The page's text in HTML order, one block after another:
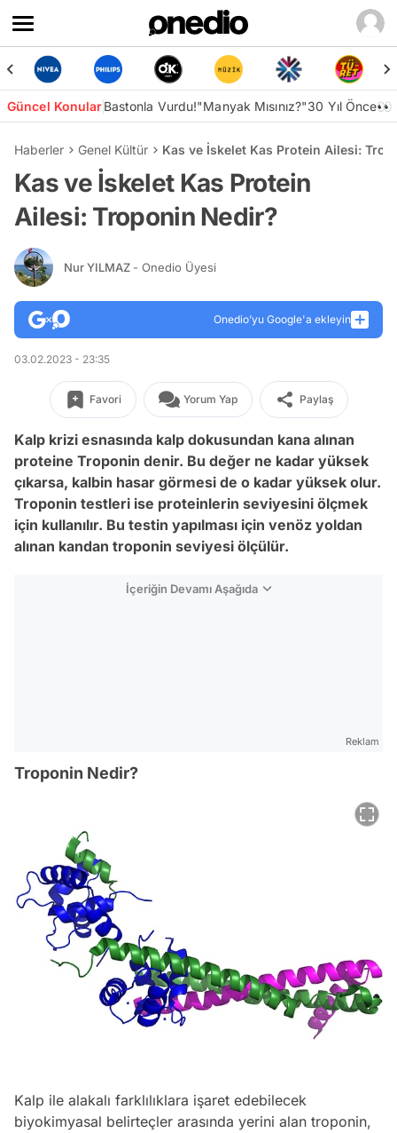
Güncel KonularBastonla Vurdu!"Manyak Mısınız?"30 Yıl Önce👀
Haberler Genel Kültür Kas ve İskelet Kas Protein Ailesi:
Kas ve İskelet Kas Protein
Ailesi: Troponin Nedir?
Nur YILMAZ - Onedio Üyesi
Onedio’yu Google'a ekleyin
03.02.2023 - 23:35
Favori Yorum Yap Paylaş
Kalp krizi esnasında kalp dokusundan kana alınan
proteine Troponin denir. Bu değer ne kadar yüksek
çıkarsa, kalbin hasar görmesi de o kadar yüksek olur.
Troponin testleri ise proteinlerin seviyesini ölçmek
için kullanılır. Bu testin yapılması için venöz yoldan
alınan kandan troponin seviyesi ölçülür.
İçeriğin Devamı Aşağıda
Reklam
Troponin Nedir?
Kalp ile alakalı farklılıklara işaret edebilecek
biyokimyasal belirteçler arasında yerini alan troponin,